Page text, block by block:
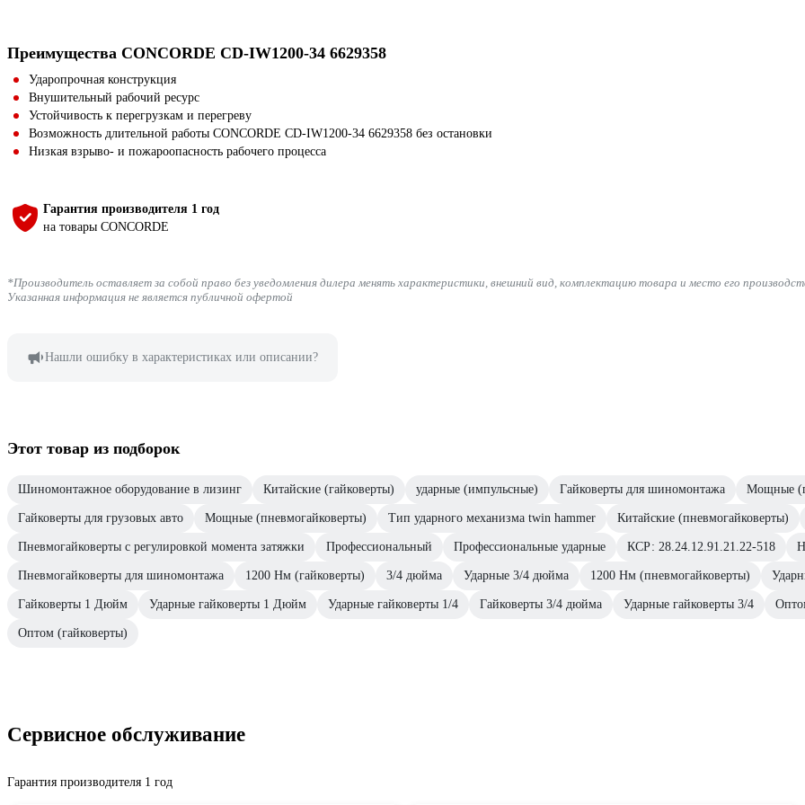
Преимущества CONCORDE CD-IW1200-34 6629358
Ударопрочная конструкция
Внушительный рабочий ресурс
Устойчивость к перегрузкам и перегреву
Возможность длительной работы CONCORDE CD-IW1200-34 6629358 без остановки
Низкая взрыво- и пожароопасность рабочего процесса
Гарантия производителя 1 год
на товары CONCORDE
*Производитель оставляет за собой право без уведомления дилера менять характеристики, внешний вид, комплектацию товара и место его
Указанная информация не является публичной офертой
Нашли ошибку в характеристиках или описании?
Этот товар из подборок
Шиномонтажное оборудование в лизинг Китайские (гайковерты) ударные (импульсные) Гайковерты для шиномонтажа Мощные
Гайковерты для грузовых авто Мощные (пневмогайковерты) Тип ударного механизма twin hammer Китайские (пневмогайковерты)
Пневмогайковерты с регулировкой момента затяжки Профессиональный Профессиональные ударные КСР: 28.24.12.91.21.22-518
Пневмогайковерты для шиномонтажа 1200 Нм (гайковерты) 3/4 дюйма Ударные 3/4 дюйма 1200 Нм (пневмогайковерты)
Гайковерты 1 Дюйм Ударные гайковерты 1 Дюйм Ударные гайковерты 1/4 Гайковерты 3/4 дюйма Ударные гайковерты 3/4
Оптом (гайковерты)
Сервисное обслуживание
Гарантия производителя 1 год